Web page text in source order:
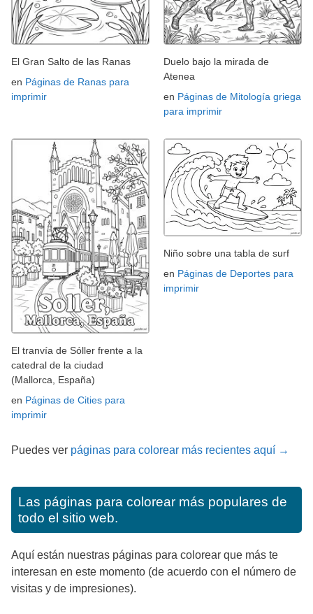
El Gran Salto de las Ranas
en Páginas de Ranas para
imprimir
Duelo bajo la mirada de
Atenea
en Páginas de Mitología griega
para imprimir
El tranvía de Sóller frente a la
catedral de la ciudad
(Mallorca, España)
en Páginas de Cities para
imprimir
Niño sobre una tabla de surf
en Páginas de Deportes para
imprimir
Puedes ver páginas para colorear más recientes aquí →
Las páginas para colorear más populares de
todo el sitio web.
Aquí están nuestras páginas para colorear que más te
interesan en este momento (de acuerdo con el número de
visitas y de impresiones).